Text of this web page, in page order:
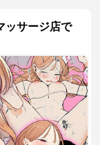
ッサージ店で